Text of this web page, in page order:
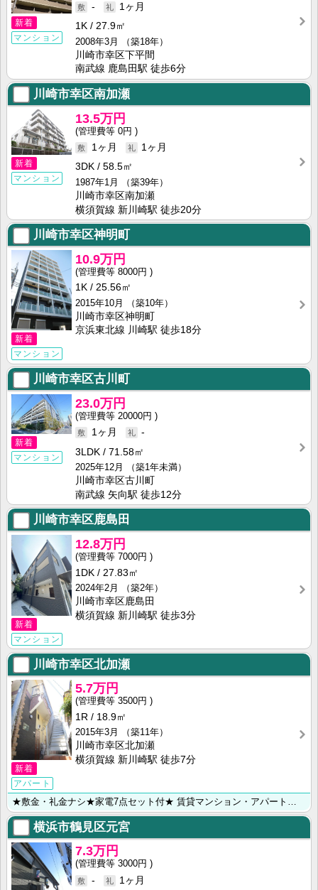
新着
マンション
-
1ヶ月
1K
27.9㎡
2008年3月
（築18年）
川崎市幸区下平間
南武線 鹿島田駅 徒歩6分
川崎市幸区南加瀬
新着
マンション
13.5万円
0円
1ヶ月
1ヶ月
3DK
58.5㎡
1987年1月
（築39年）
川崎市幸区南加瀬
横須賀線 新川崎駅 徒歩20分
川崎市幸区神明町
新着
マンション
10.9万円
8000円
1K
25.56㎡
2015年10月
（築10年）
川崎市幸区神明町
京浜東北線 川崎駅 徒歩18分
川崎市幸区古川町
新着
マンション
23.0万円
20000円
1ヶ月
-
3LDK
71.58㎡
2025年12月
（築1年未満）
川崎市幸区古川町
南武線 矢向駅 徒歩12分
川崎市幸区鹿島田
新着
マンション
12.8万円
7000円
1DK
27.83㎡
2024年2月
（築2年）
川崎市幸区鹿島田
横須賀線 新川崎駅 徒歩3分
川崎市幸区北加瀬
新着
アパート
5.7万円
3500円
1R
18.9㎡
2015年3月
（築11年）
川崎市幸区北加瀬
横須賀線 新川崎駅 徒歩7分
横浜市鶴見区元宮
7.3万円
3000円
-
1ヶ月